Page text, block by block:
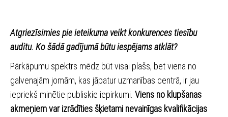
Atgriezīsimies pie ieteikuma veikt konkurences tiesību
auditu. Ko šādā gadījumā būtu iespējams atklāt?
Pārkāpumu spektrs mēdz būt visai plašs, bet viena no
galvenajām jomām, kas jāpatur uzmanības centrā, ir jau
iepriekš minētie publiskie iepirkumi. Viens no klupšanas
akmeņiem var izrādīties šķietami nevainīgas kvalifikācijas